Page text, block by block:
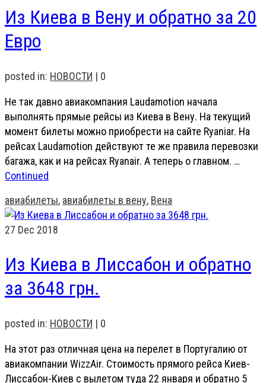
Из Киева в Вену и обратно за 20
Евро
posted in: НОВОСТИ | 0
Не так давно авиакомпания Laudamotion начала
выполнять прямые рейсы из Киева в Вену. На текущий
момент билеты можно приобрести на сайте Ryaniar. На
рейсах Laudamotion действуют те же правила перевозки
багажа, как и на рейсах Ryanair. А теперь о главном. …
Continued
авиабилеты, авиабилеты в вену, Вена
27 Dec 2018
Из Киева в Лиссабон и обратно
за 3648 грн.
posted in: НОВОСТИ | 0
На этот раз отличная цена на перелет в Португалию от
авиакомпании WizzAir. Стоимость прямого рейса Киев-
Лиссабон-Киев с вылетом туда 22 января и обратно 5